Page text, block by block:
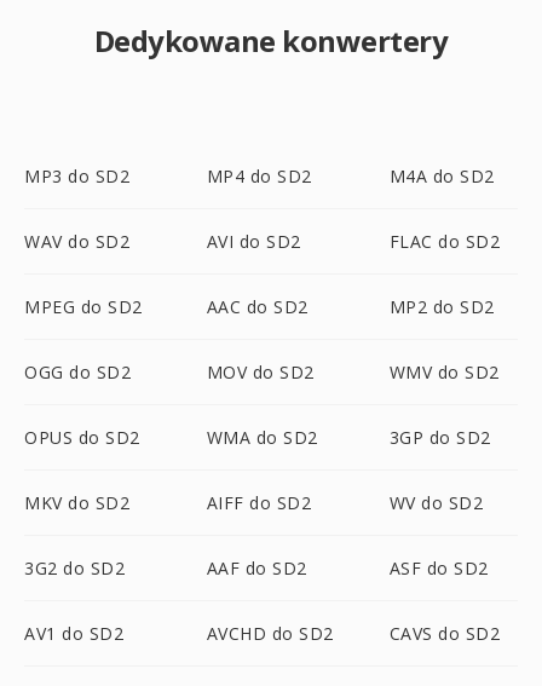
Dedykowane konwertery
MP3 do SD2 MP4 do SD2 M4A do SD2
WAV do SD2 AVI do SD2 FLAC do SD2
MPEG do SD2 AAC do SD2 MP2 do SD2
OGG do SD2 MOV do SD2 WMV do SD2
OPUS do SD2 WMA do SD2 3GP do SD2
MKV do SD2 AIFF do SD2 WV do SD2
3G2 do SD2 AAF do SD2 ASF do SD2
AV1 do SD2 AVCHD do SD2 CAVS do SD2